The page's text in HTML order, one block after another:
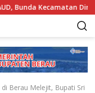
Kecamatan Diminta
Berau Melejit, Bupati Sri